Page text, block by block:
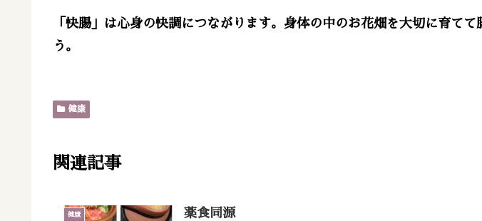
「快腸」は心身の快調につながります。身体の中のお花畑を大切に育てて
う。
健康
関連記事
健康 薬食同源